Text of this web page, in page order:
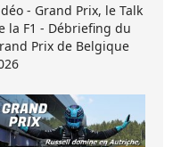
- Grand Prix, le Talk
la F1 - Débriefing du
Prix de Belgique